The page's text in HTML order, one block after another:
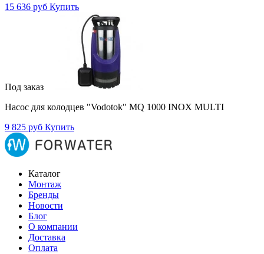
15 636 руб Купить
Под заказ
Насос для колодцев "Vodotok" MQ 1000 INOX MULTI
9 825 руб Купить
Каталог
Монтаж
Бренды
Новости
Блог
О компании
Доставка
Оплата